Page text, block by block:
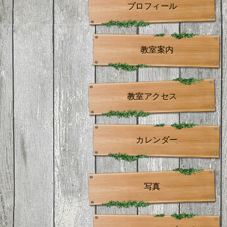
プロフィール
教室案内
教室アクセス
カレンダー
写真